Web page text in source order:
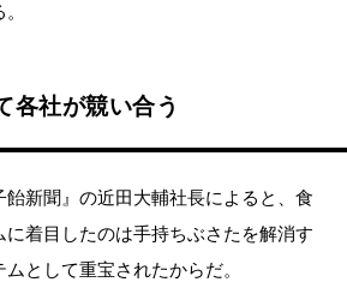
各社が競い合う
新聞』の近田大輔社長によると、食
着目したのは手持ちぶさたを解消す
として重宝されたからだ。